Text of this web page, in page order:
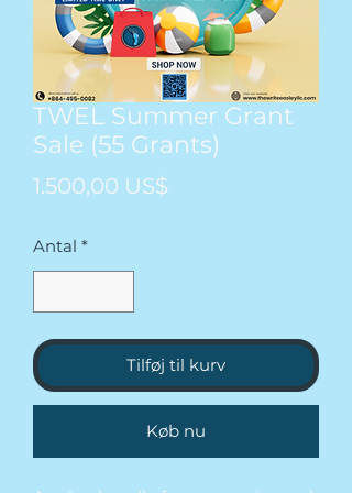
TWEL Summer Grant
Sale (55 Grants)
1.500,00 US$
Antal *
Tilføj til kurv
Køb nu